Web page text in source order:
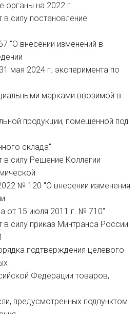
на 2022 г.
в силу постановление
"О внесении изменений в
мая 2024 г. эксперимента по
марками ввозимой в
продукции, помещенной под
склада"
в силу Решение Коллегии
№ 120 "О внесении изменения
от 15 июля 2011 г. № 710"
в силу приказ Минтранса России
подтверждения целевого
Федерации товаров,
предусмотренных подпунктом